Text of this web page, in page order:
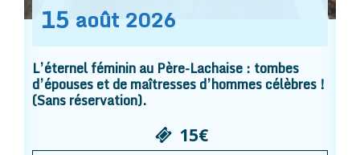
15 août 2026
L’éternel féminin au Père-Lachaise : tombes
d’épouses et de maîtresses d’hommes célèbres !
(Sans réservation).
15€